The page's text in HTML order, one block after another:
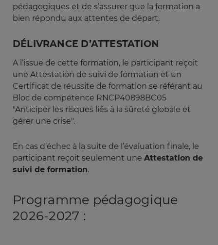
pédagogiques et de s’assurer que la formation a
bien répondu aux attentes de départ.
DÉLIVRANCE D’ATTESTATION
A l’issue de cette formation, le participant reçoit
une Attestation de suivi de formation et un
Certificat de réussite de formation se référant au
Bloc de compétence RNCP40898BC05
"Anticiper les risques liés à la sûreté globale et
gérer une crise".
En cas d’échec à la suite de l’évaluation finale, le
participant reçoit seulement une Attestation de
suivi de formation.
Programme pédagogique
2026-2027 :